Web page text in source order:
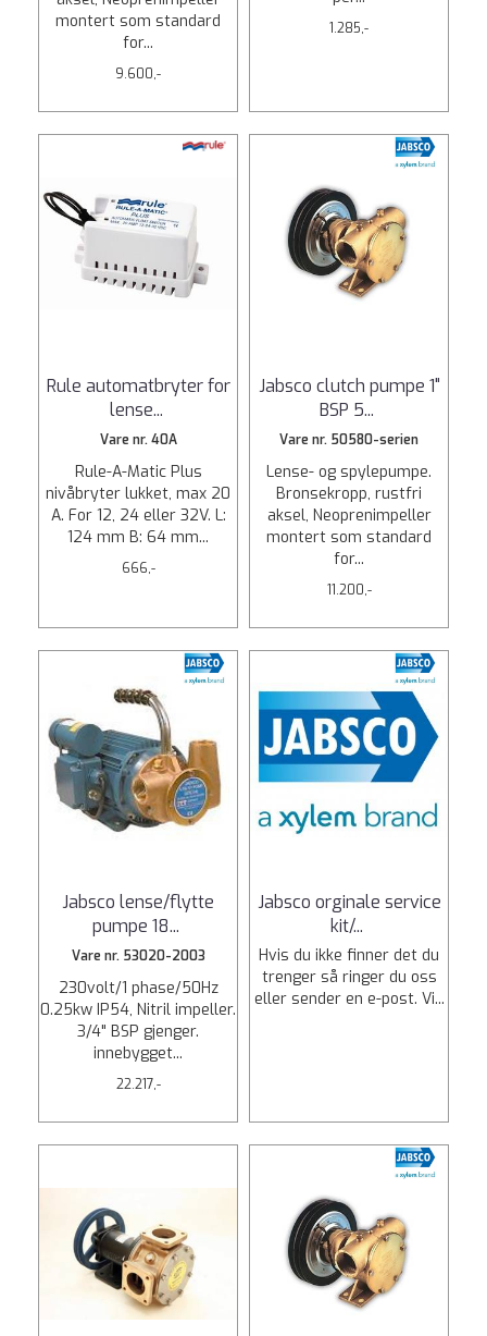
montert som standard
for...
9.600,-
1.285,-
Rule automatbryter for
lense...
Vare nr. 40A
Rule-A-Matic Plus
nivåbryter lukket, max 20
A. For 12, 24 eller 32V. L:
124 mm B: 64 mm...
666,-
Jabsco clutch pumpe 1"
BSP 5...
Vare nr. 50580-serien
Lense- og spylepumpe.
Bronsekropp, rustfri
aksel, Neoprenimpeller
montert som standard
for...
11.200,-
Jabsco lense/flytte
pumpe 18...
Vare nr. 53020-2003
230volt/1 phase/50Hz
0.25kw IP54, Nitril impeller.
3/4" BSP gjenger.
innebygget...
22.217,-
Jabsco orginale service
kit/...
Hvis du ikke finner det du
trenger så ringer du oss
eller sender en e-post. Vi...